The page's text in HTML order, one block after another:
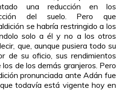
una reducción en los
del suelo. Pero que
se habría restringido a los
solo a él y no a los otros
que, aunque pusiera todo su
de su oficio, sus rendimientos
de los demás granjeros. Pero
pronunciada ante Adán fue
todavía está vigente hoy en